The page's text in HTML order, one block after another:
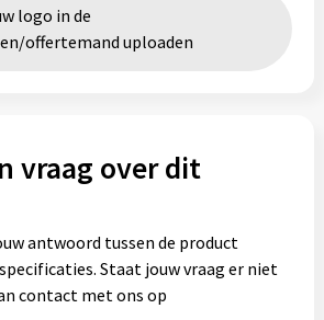
logo in de
offertemand uploaden
vraag over dit
antwoord tussen de product
Staat jouw vraag er niet
contact met ons op